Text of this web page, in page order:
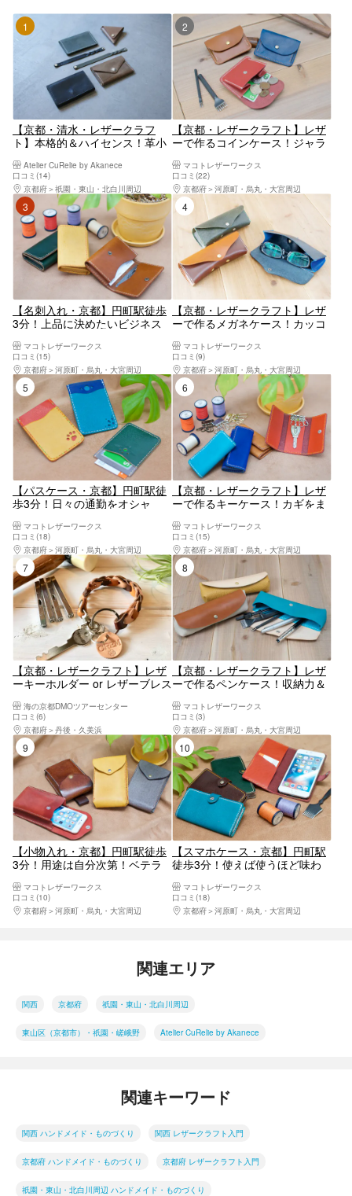
【京都・清水・レザークラフ
ト】本格的＆ハイセンス！革小
Atelier CuRelie by Akanece
口コミ(14)
京都府
祇園・東山・北白川周辺
2位
【京都・レザークラフト】レザ
ーで作るコインケース！ジャラ
マコトレザーワークス
口コミ(22)
京都府
河原町・烏丸・大宮周辺
3位
【名刺入れ・京都】円町駅徒歩
3分！上品に決めたいビジネス
フト体験！
マコトレザーワークス
口コミ(15)
京都府
河原町・烏丸・大宮周辺
【京都・レザークラフト】レザ
ーで作るメガネケース！カッコ
マコトレザーワークス
口コミ(9)
京都府
河原町・烏丸・大宮周辺
5位
【パスケース・京都】円町駅徒
歩3分！日々の通勤をオシャ
と本革レザークラフト体験！
マコトレザーワークス
口コミ(18)
京都府
河原町・烏丸・大宮周辺
6位
【京都・レザークラフト】レザ
ーで作るキーケース！カギをま
マコトレザーワークス
口コミ(15)
京都府
河原町・烏丸・大宮周辺
7位
【京都・レザークラフト】レザ
ーキーホルダー or レザーブレス
くれる！簡単レザークラフト体
験
海の京都DMOツアーセンター
口コミ(6)
京都府
丹後・久美浜
8位
【京都・レザークラフト】レザ
ーで作るペンケース！収納力＆
マコトレザーワークス
口コミ(3)
京都府
河原町・烏丸・大宮周辺
【小物入れ・京都】円町駅徒歩
3分！用途は自分次第！ベテラ
験！マコトレザーワークス
口コミ(10)
京都府
河原町・烏丸・大宮周辺
10位
【スマホケース・京都】円町駅
徒歩3分！使えば使うほど味わ
きる本革レザークラフト体験
マコトレザーワークス
口コミ(18)
京都府
河原町・烏丸・大宮周辺
関連エリア
関西 京都府 祇園・東山・北白川周辺
東山区（京都市）・祇園・嵯峨野 Atelier CuRelie by Akanece
関連キーワード
関西 ハンドメイド・ものづくり 関西 レザークラフト入門
京都府 ハンドメイド・ものづくり 京都府 レザークラフト入門
祇園・東山・北白川周辺 ハンドメイド・ものづくり